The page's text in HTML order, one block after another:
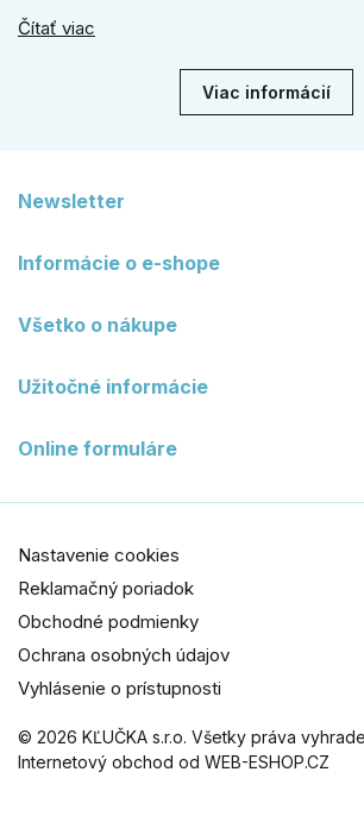
vydrží roky. Zabezpečte svoj vstup
Čítať viac
Viac informácií
Newsletter
Informácie o e-shope
Všetko o nákupe
Užitočné informácie
Online formuláre
© 2026 KĽUČKA s.r.o. Všetky práva
Internetový obchod od WEB-ESHOP.CZ
Nastavenie cookies
Reklamačný poriadok
Obchodné podmienky
Ochrana osobných údajov
Vyhlásenie o prístupnosti